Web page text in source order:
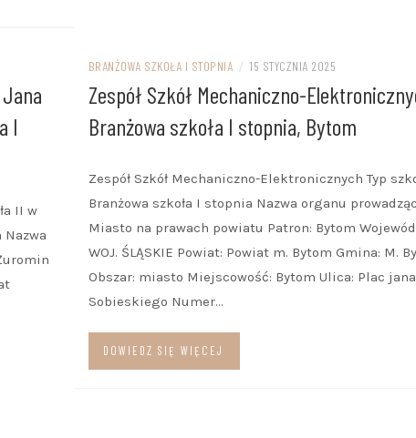
I
II w
Nazwa
BRANŻOWA SZKOŁA I STOPNIA / 15 STYCZNIA 2025
Zespół Szkół Mechaniczno-
Branżowa szkoła I stopnia, Bytom
Zespół Szkół Mechaniczno-Elektronicznych Typ
Branżowa szkoła I stopnia Nazwa organu
Miasto na prawach powiatu Patron: Bytom
WOJ. ŚLĄSKIE Powiat: Powiat m. Bytom Gmina: M.
Obszar: miasto Miejscowość: Bytom Ulica: Plac
Sobieskiego Numer…
DOWIEDZ SIĘ WIĘCEJ